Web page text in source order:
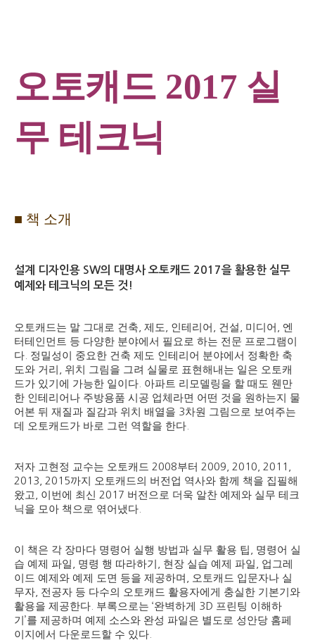
오토캐드 2017 실
무 테크닉
■ 책 소개
설계 디자인용 SW의 대명사 오토캐드 2017을 활용한 실무
예제와 테크닉의 모든 것 !
오토캐드는 말 그대로 건축 제도 인테리어 건설 미디어
엔
터테인먼트 등 다양한 분야에서 필요로 하는 전문 프로그램이
다 정밀성이 중요한 건축 제도 인테리어 분야에서 정확한 축
도와 거리
위치 그림을 그려 실물로 표현해내는 일은 오토캐
드가 있기에 가능한 일이다 아파트 리모델링을 할 때도 웬만
한 인테리어나 주방용품 시공 업체라면 어떤 것을 원하는지 물
어본 뒤 재질과 질감과 위치 배열을 3차원 그림으로 보여주는
데 오토캐드가 바로 그런 역할을 한다
저자 고현정 교수는 오토캐드 2008부터 2009, 2010, 2011,
2013, 2015까지 오토캐드의 버전업 역사와 함께 책을 집필해
왔고
이번에 최신 2017 버전으로 더욱 알찬 예제와 실무 테크
닉을 모아 책으로 엮어냈다
이 책은 각 장마다 명령어 실행 방법과 실무 활용 팁
명령어 실
습 예제 파일
명령 행 따라하기 현장 실습 예제 파일
업그레
이드 예제와 예제 도면 등을 제공하며
오토캐드 입문자나 실
무자 전공자 등 다수의 오토캐드 활용자에게 충실한 기본기와
활용을 제공한다 부록으로는 ‘완벽하게 3D 프린팅 이해하
기 ’를 제공하며 예제 소스와 완성 파일은 별도로 성안당 홈페
이지에서 다운로드할 수 있다